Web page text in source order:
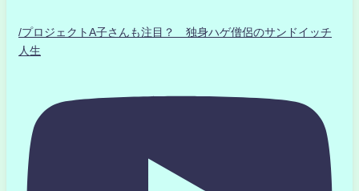
/プロジェクトA子さんも注目？ 独身ハゲ僧侶のサンドイッチ
人生